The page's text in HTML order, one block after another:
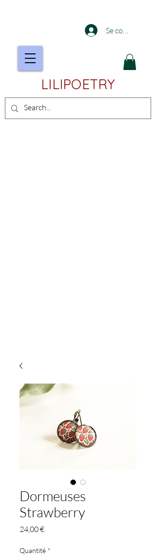
Se connecter
LILIPOETRY
Dormeuses
Strawberry
24,00 €Prix
Quantité *